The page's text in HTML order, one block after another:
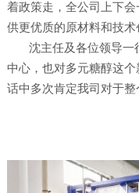
着政策走，全公司上下
供更优质的原材料和技术
沈主任及各位领导一
中心，也对多元糖醇这
话中多次肯定我司对于整